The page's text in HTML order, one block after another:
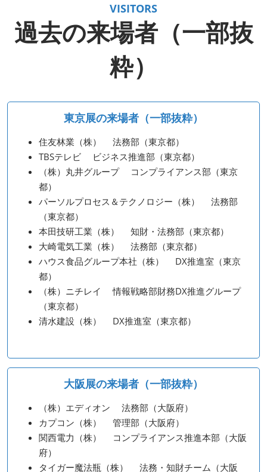
VISITORS
過去の来場者（一部抜
粋）
東京展の来場者（一部抜粋）
住友林業（株） 法務部（東京都）
TBSテレビ ビジネス推進部（東京都）
（株）丸井グループ コンプライアンス部（東京
都）
パーソルプロセス＆テクノロジー（株） 法務部
（東京都）
本田技研工業（株） 知財・法務部（東京都）
大崎電気工業（株） 法務部（東京都）
ハウス食品グループ本社（株） DX推進室（東京
都）
（株）ニチレイ 情報戦略部財務DX推進グループ
（東京都）
清水建設（株） DX推進室（東京都）
大阪展の来場者（一部抜粋）
（株）エディオン 法務部（大阪府）
カプコン（株） 管理部（大阪府）
関西電力（株） コンプライアンス推進本部（大阪
府）
タイガー魔法瓶（株） 法務・知財チーム（大阪